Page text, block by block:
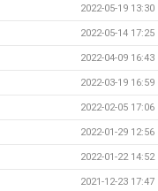
2022-05-19 13:30
2022-05-14 17:25
2022-04-09 16:43
2022-03-19 16:59
2022-02-05 17:06
2022-01-29 12:56
2022-01-22 14:52
2021-12-23 17:47